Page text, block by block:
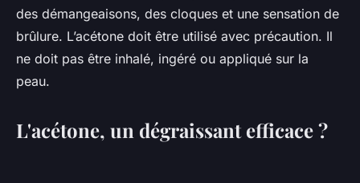
des démangeaisons, des cloques et une sensation de
brûlure. L’acétone doit être utilisé avec précaution. Il
ne doit pas être inhalé, ingéré ou appliqué sur la
peau.
L'acétone, un dégraissant efficace ?